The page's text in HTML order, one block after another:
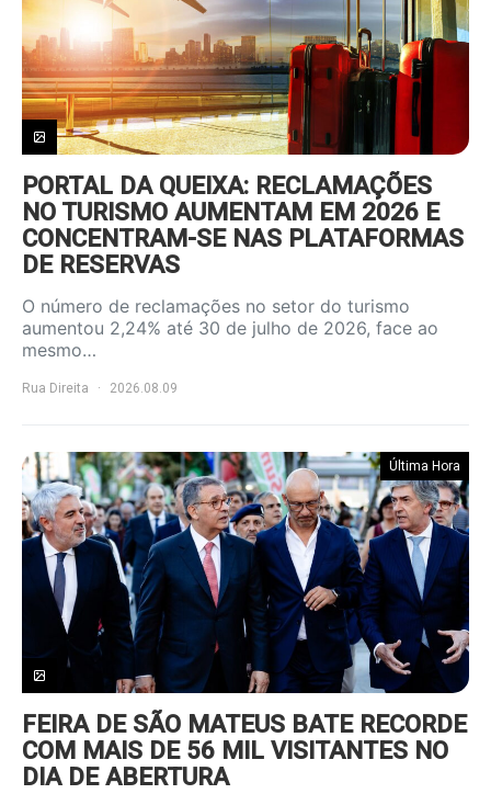
PORTAL DA QUEIXA: RECLAMAÇÕES
NO TURISMO AUMENTAM EM 2026 E
CONCENTRAM-SE NAS PLATAFORMAS
DE RESERVAS
O número de reclamações no setor do turismo
aumentou 2,24% até 30 de julho de 2026, face ao
mesmo…
Rua Direita 2026.08.09
Última Hora
FEIRA DE SÃO MATEUS BATE RECORDE
COM MAIS DE 56 MIL VISITANTES NO
DIA DE ABERTURA